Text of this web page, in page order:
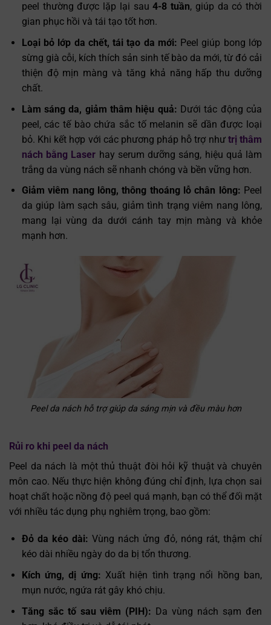
peel thường được lặp lại sau4-8 tuần, giúp da có thời
gian phục hồi và tái tạo tốt hơn.
Loại bỏ lớp da chết, tái tạo da mới: Peel giúp bong lớp
sừng già cỗi, kích thích sản sinh tế bào da mới, từ đó cải
thiện độ mịn màng và tăng khả năng hấp thu dưỡng
chất.
Làm sáng da, giảm thâm hiệu quả: Dưới tác động của
peel, các tế bào chứa sắc tố melanin sẽ dần được loại
bỏ. Khi kết hợp với các phương pháp hỗ trợ như trị thâm
nách bằng Laser hay serum dưỡng sáng, hiệu quả làm
trắng da vùng nách sẽ nhanh chóng và bền vững hơn.
Giảm viêm nang lông, thông thoáng lỗ chân lông: Peel
da giúp làm sạch sâu, giảm tình trạng viêm nang lông,
mang lại vùng da dưới cánh tay mịn màng và khỏe
mạnh hơn.
Peel da nách hỗ trợ giúp da sáng mịn và đều màu hơn
Rủi ro khi peel da nách
Peel da nách là một thủ thuật đòi hỏi kỹ thuật và chuyên
môn cao. Nếu thực hiện không đúng chỉ định, lựa chọn sai
hoạt chất hoặc nồng độ peel quá mạnh, bạn có thể đối mặt
với nhiều tác dụng phụ nghiêm trọng, bao gồm:
Đỏ da kéo dài: Vùng nách ửng đỏ, nóng rát, thậm chí
kéo dài nhiều ngày do da bị tổn thương.
Kích ứng, dị ứng: Xuất hiện tình trạng nổi hồng ban,
mụn nước, ngứa rát gây khó chịu.
Tăng sắc tố sau viêm (PIH): Da vùng nách sạm đen